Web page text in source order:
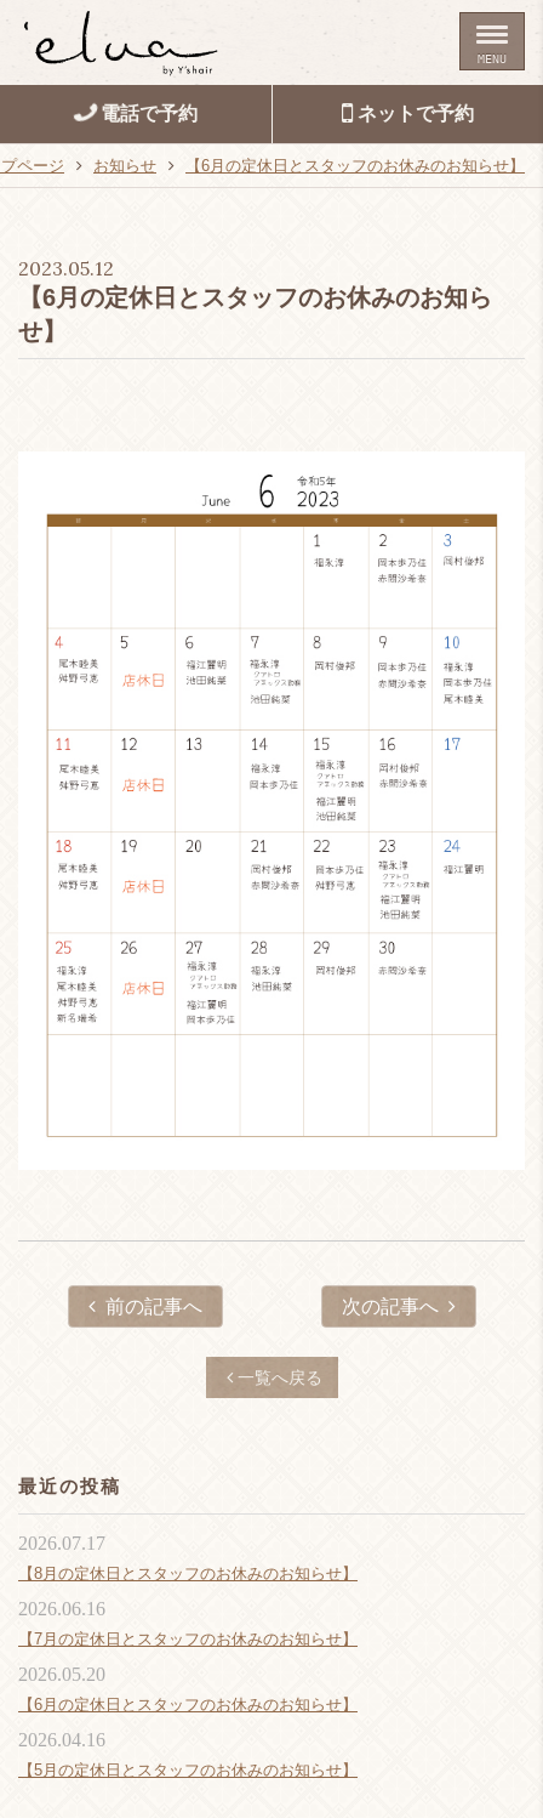
電話で予約 ネットで予約
ページ お知らせ 【6月の定休日とスタッフのお休みのお知らせ】
【6月の定休日とスタッフのお休みのお知ら
せ】
2023.05.12
前の記事へ 次の記事へ
一覧へ戻る
最近の投稿
【8月の定休日とスタッフのお休みのお知らせ】
2026.07.17
【7月の定休日とスタッフのお休みのお知らせ】
2026.06.16
【6月の定休日とスタッフのお休みのお知らせ】
2026.05.20
【5月の定休日とスタッフのお休みのお知らせ】
2026.04.16
MENU